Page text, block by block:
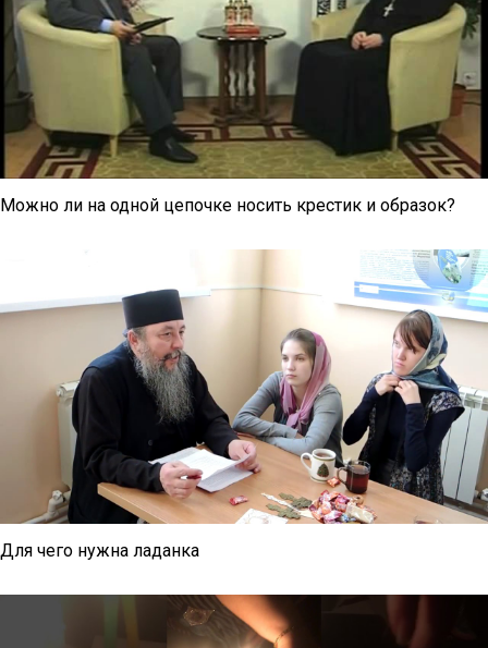
Можно ли на одной цепочке носить крестик и образок?
Для чего нужна ладанка